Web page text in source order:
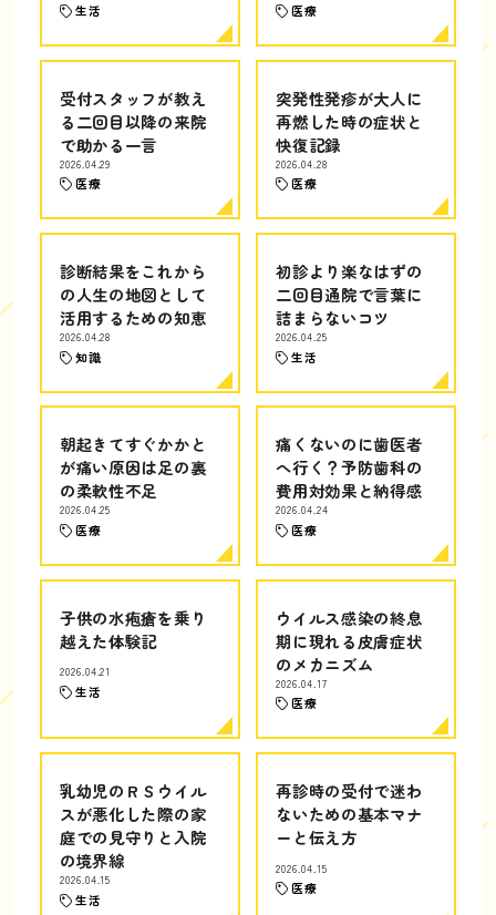
生活 医療
受付スタッフが教え
る二回目以降の来院
で助かる一言
2026.04.29
医療
突発性発疹が大人に
再燃した時の症状と
快復記録
2026.04.28
医療
診断結果をこれから
の人生の地図として
活用するための知恵
2026.04.28
知識
初診より楽なはずの
二回目通院で言葉に
詰まらないコツ
2026.04.25
生活
朝起きてすぐかかと
が痛い原因は足の裏
の柔軟性不足
2026.04.25
医療
痛くないのに歯医者
へ行く？予防歯科の
費用対効果と納得感
2026.04.24
医療
子供の水疱瘡を乗り
越えた体験記
2026.04.21
生活
ウイルス感染の終息
期に現れる皮膚症状
のメカニズム
2026.04.17
医療
乳幼児のＲＳウイル
スが悪化した際の家
庭での見守りと入院
の境界線
2026.04.15
生活
再診時の受付で迷わ
ないための基本マナ
ーと伝え方
2026.04.15
医療